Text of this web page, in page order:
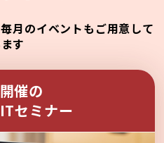
月のイベントもご用意して
す
催の
セミナー